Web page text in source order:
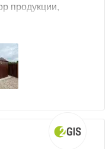
продукции,